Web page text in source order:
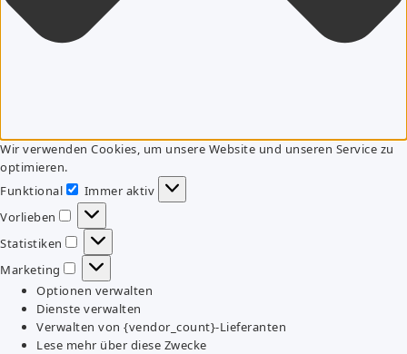
Wir verwenden Cookies, um unsere Website und unseren Service zu
optimieren.
Funktional
Funktional
Immer aktiv
Vorlieben
Vorlieben
Statistiken
Statistiken
Marketing
Marketing
Optionen verwalten
Dienste verwalten
Verwalten von {vendor_count}-Lieferanten
Lese mehr über diese Zwecke